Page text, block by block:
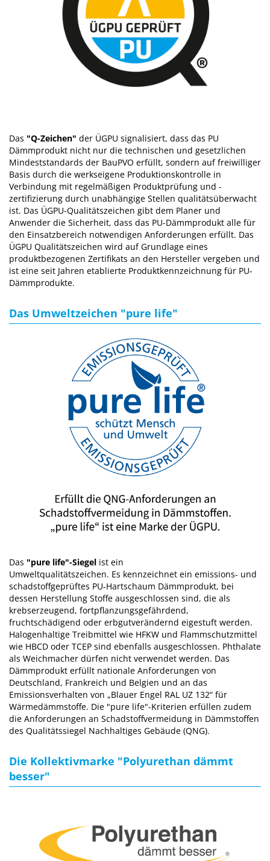
Das "Q-Zeichen" der ÜGPU signalisiert, dass das PU
Dämmprodukt nicht nur die technischen und gesetzlichen
Mindeststandards der BauPVO erfüllt, sondern auf freiwilliger
Basis durch die werkseigene Produktionskontrolle in
Verbindung mit regelmäßigen Produktprüfung und -
zertifizierung durch unabhängige Stellen qualitätsüberwacht
ist. Das ÜGPU-Qualitätszeichen gibt dem Planer und
Anwender die Sicherheit, dass das PU-Dämmprodukt alle für
den Einsatzbereich notwendigen Anforderungen erfüllt. Das
ÜGPU Qualitätszeichen wird auf Grundlage eines
produktbezogenen Zertifikats an den Hersteller vergeben und
ist eine seit Jahren etablierte Produktkennzeichnung für PU-
Dämmprodukte.
Das Umweltzeichen "pure life"
Das "pure life"-Siegel ist ein
Umweltqualitätszeichen. Es kennzeichnet ein emissions- und
schadstoffgeprüftes PU-Hartschaum Dämmprodukt, bei
dessen Herstellung Stoffe ausgeschlossen sind, die als
krebserzeugend, fortpflanzungsgefährdend,
fruchtschädigend oder erbgutverändernd eigestuft werden.
Halogenhaltige Treibmittel wie HFKW und Flammschutzmittel
wie HBCD oder TCEP sind ebenfalls ausgeschlossen. Phthalate
als Weichmacher dürfen nicht verwendet werden. Das
Dämmprodukt erfüllt nationale Anforderungen von
Deutschland, Frankreich und Belgien und an das
Emissionsverhalten von „Blauer Engel RAL UZ 132“ für
Wärmedämmstoffe. Die "pure life"-Kriterien erfüllen zudem
die Anforderungen an Schadstoffvermeidung in Dämmstoffen
des Qualitätssiegel Nachhaltiges Gebäude (QNG).
Die Kollektivmarke "Polyurethan dämmt
besser"